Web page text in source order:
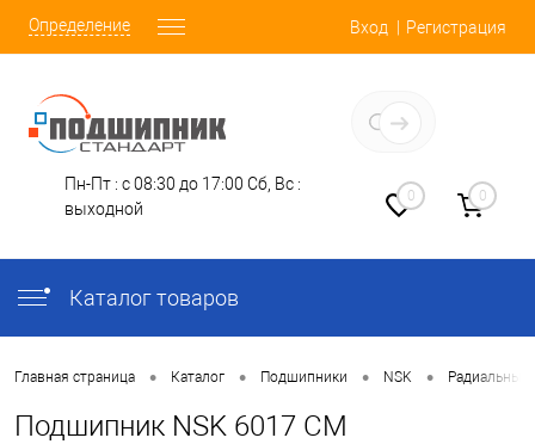
Определение Вход Регистрация
Пн-Пт : с 08:30 до 17:00 Сб, Вс :
выходной
0 0
Каталог товаров
Главная страница • Каталог • Подшипники • NSK •
Подшипник NSK 6017 CM